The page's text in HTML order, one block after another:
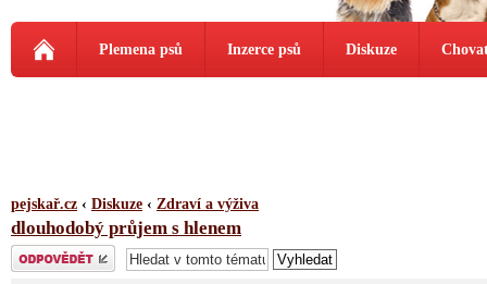
Plemena psů Inzerce psů Diskuze
pejskař.cz ‹ Diskuze ‹ Zdraví a výživa
dlouhodobý průjem s hlenem
Odeslat odpověď